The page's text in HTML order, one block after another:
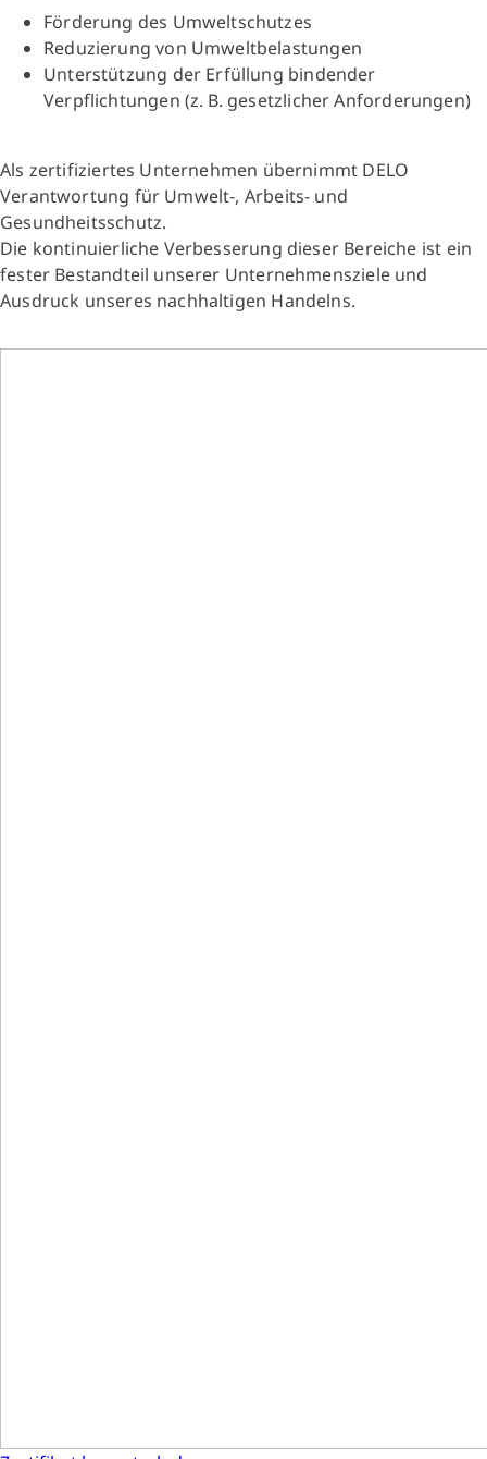
Förderung des Umweltschutzes
Reduzierung von Umweltbelastungen
Unterstützung der Erfüllung bindender
Verpflichtungen (z. B. gesetzlicher Anforderungen)
Als zertifiziertes Unternehmen übernimmt DELO
Verantwortung für Umwelt-, Arbeits- und
Gesundheitsschutz.
Die kontinuierliche Verbesserung dieser Bereiche ist ein
fester Bestandteil unserer Unternehmensziele und
Ausdruck unseres nachhaltigen Handelns.